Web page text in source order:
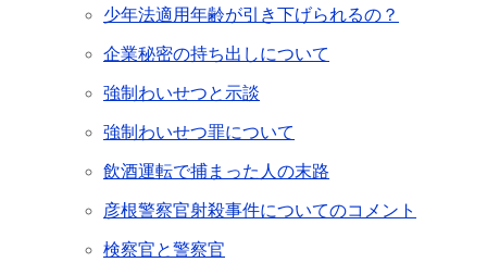
少年法適用年齢が引き下げられるの？
企業秘密の持ち出しについて
強制わいせつと示談
強制わいせつ罪について
飲酒運転で捕まった人の末路
彦根警察官射殺事件についてのコメント
検察官と警察官